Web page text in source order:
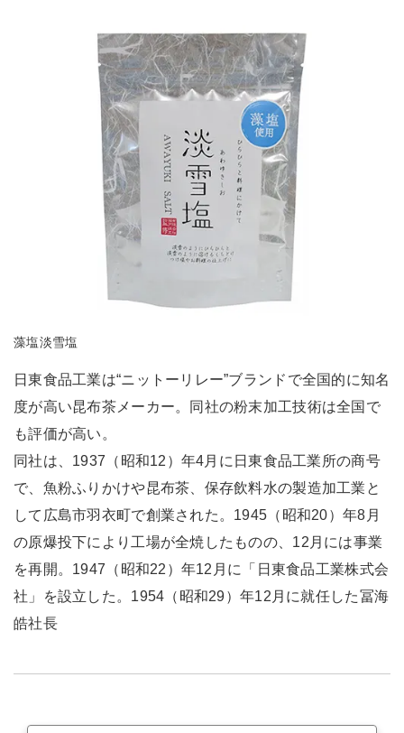
藻塩淡雪塩
日東食品工業は“ニットーリレー”ブランドで全国的に知名
度が高い昆布茶メーカー。同社の粉末加工技術は全国で
も評価が高い。
同社は、1937（昭和12）年4月に日東食品工業所の商号
で、魚粉ふりかけや昆布茶、保存飲料水の製造加工業と
して広島市羽衣町で創業された。1945（昭和20）年8月
の原爆投下により工場が全焼したものの、12月には事業
を再開。1947（昭和22）年12月に「日東食品工業株式会
社」を設立した。1954（昭和29）年12月に就任した冨海
皓社長